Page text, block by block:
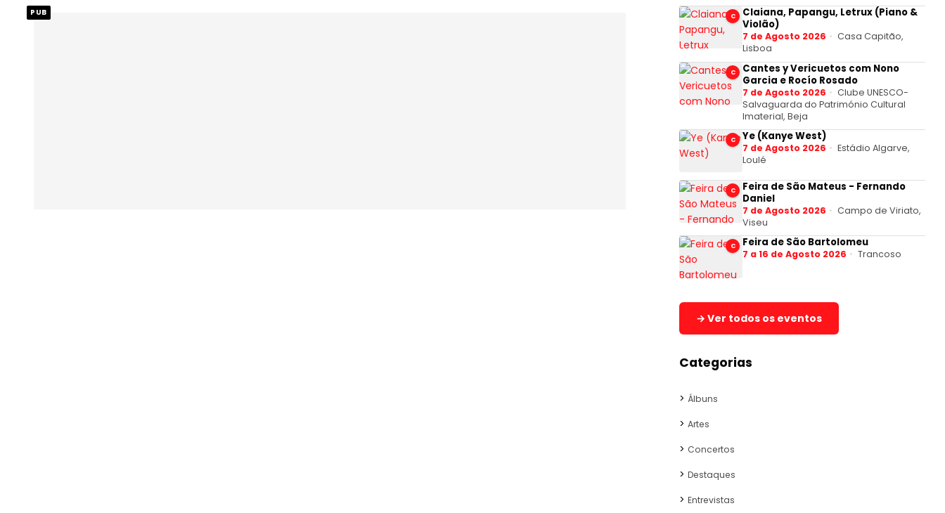
PUB C
Claiana, Papangu, Letrux (Piano &
Violão)
7 de Agosto 2026
Casa Capitão,
Lisboa
C
Cantes y Vericuetos com Nono
Garcia e Rocío Rosado
7 de Agosto 2026
Clube UNESCO-
Salvaguarda do Património Cultural
Imaterial, Beja
C Ye (Kanye West)
7 de Agosto 2026
Estádio Algarve,
Loulé
C
Feira de São Mateus - Fernando
Daniel
7 de Agosto 2026
Campo de Viriato,
Viseu
C Feira de São Bartolomeu
7 a 16 de Agosto 2026 Trancoso
→ Ver todos os eventos
Categorias
Álbuns
Artes
Concertos
Destaques
Entrevistas